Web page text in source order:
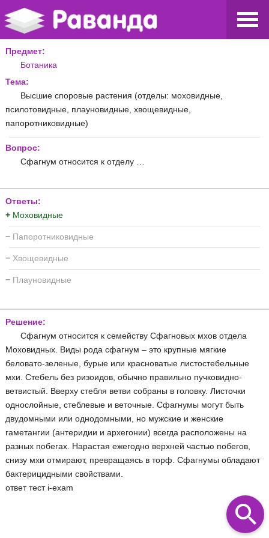
Предмет:
Ботаника
Тема:
Высшие споровые растения (отделы: моховидные,
псилотовидные, плауновидные, хвощевидные,
папоротниковидные)
Вопрос:
Сфагнум относится к отделу …
Ответы:
+ Моховидные
− Папоротниковидные
− Хвощевидные
− Плауновидные
Решение:
Сфагнум относится к семейству Сфагновых мхов отдела
Моховидных. Виды рода сфагнум – это крупные мягкие
беловато-зеленые, бурые или красноватые листостебельные
мхи. Стебель без ризоидов, обычно правильно пучковидно-
ветвистый. Вверху стебля ветви собраны в головку. Листочки
однослойные, стеблевые и веточные. Сфагнумы могут быть
двудомными или однодомными, но мужские и женские
гаметангии (антеридии и архегонии) всегда расположены на
разных побегах. Нарастая ежегодно верхней частью побегов,
снизу мхи отмирают, превращаясь в торф. Сфагнумы обладают
бактерицидными свойствами.
ответ тест i-exam